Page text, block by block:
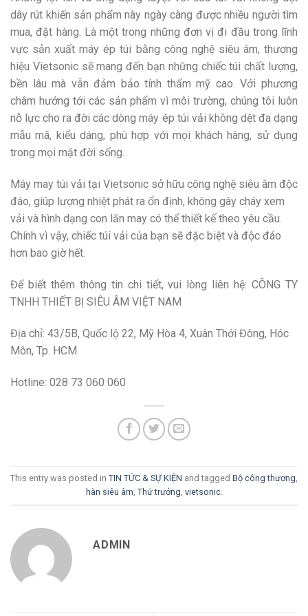
dây rút khiến sản phẩm này ngày càng được nhiều người tìm
mua, đặt hàng. Là một trong những đơn vị đi đầu trong lĩnh
vực sản xuất máy ép túi bằng công nghệ siêu âm, thương
hiệu Vietsonic sẽ mang đến bạn những chiếc túi chất lượng,
bền lâu mà vẫn đảm bảo tính thẩm mỹ cao. Với phương
châm hướng tới các sản phẩm vì môi trường, chúng tôi luôn
nỗ lực cho ra đời các dòng máy ép túi vải không dệt đa dạng
mẫu mã, kiểu dáng, phù hợp với mọi khách hàng, sử dụng
trong mọi mặt đời sống.
Máy may túi vải tại Vietsonic sở hữu công nghệ siêu âm độc
đáo, giúp lượng nhiệt phát ra ổn định, không gây cháy xem
vải và hình dạng con lăn may có thể thiết kế theo yêu cầu.
Chính vì vậy, chiếc túi vải của bạn sẽ đặc biệt và độc đáo
hơn bao giờ hết.
Để biết thêm thông tin chi tiết, vui lòng liên hệ: CÔNG TY
TNHH THIẾT BỊ SIÊU ÂM VIỆT NAM
Địa chỉ: 43/5B, Quốc lộ 22, Mỹ Hòa 4, Xuân Thới Đông, Hóc
Môn, Tp. HCM
Hotline: 028 73 060 060
This entry was posted in TIN TỨC & SỰ KIỆN and tagged Bộ công thương
hàn siêu âm Thứ trưởng vietsonic.
ADMIN